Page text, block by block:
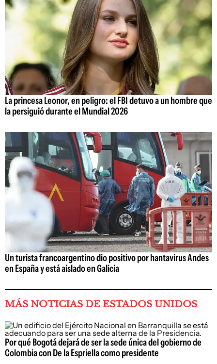
La princesa Leonor, en peligro: el FBI detuvo a un hombre que
la persiguió durante el Mundial 2026
Un turista francoargentino dio positivo por hantavirus Andes
en España y está aislado en Galicia
MÁS NOTICIAS DE ESTADOS UNIDOS
Por qué Bogotá dejará de ser la sede única del gobierno de
Colombia con De la Espriella como presidente